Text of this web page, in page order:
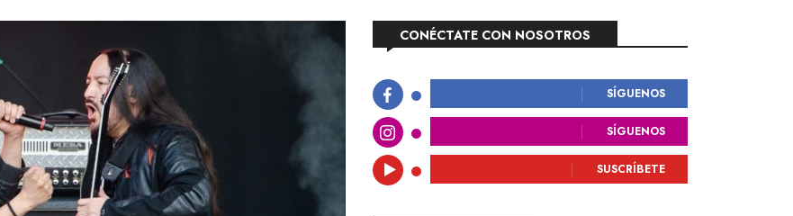
CONÉCTATE CON NOSOTROS
SÍGUENOS
SÍGUENOS
SUSCRÍBETE